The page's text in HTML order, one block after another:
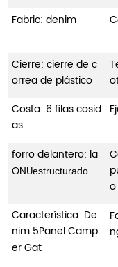
Fabric: denim
Cierre: cierre de c
orrea de plástico
Costa: 6 filas cosid
as
forro delantero: la
ONUestructurado
o
Característica: De
nim 5Panel Camp
er Gat